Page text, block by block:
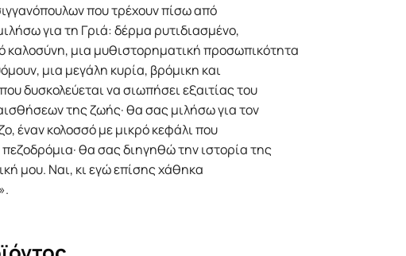
που τρέχουν πίσω από
για τη Γριά: δέρμα ρυτιδιασμένο,
μια μυθιστορηματική προσωπικότητα
μια μεγάλη κυρία, βρόμικη και
δυσκολεύεται να σιωπήσει εξαιτίας του
της ζωής· θα σας μιλήσω για τον
έναν κολοσσό με μικρό κεφάλι που
θα σας διηγηθώ την ιστορία της
μου. Ναι, κι εγώ επίσης χάθηκα